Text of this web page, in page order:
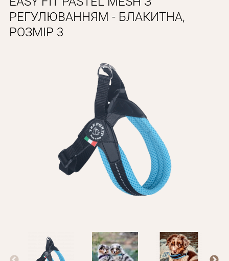
ВІД СПЕКИ
ВЛАСНЕ ВИРОБНИЦТВО
БЛОГ
Оплата і доставка
Програма лояльності
Про Нас
Оптовим клієнтам
Контакти
+380 (95) 095-00-05
РЕГУЛЮВАННЯМ - БЛАКИТНА,
РОЗМІР 3